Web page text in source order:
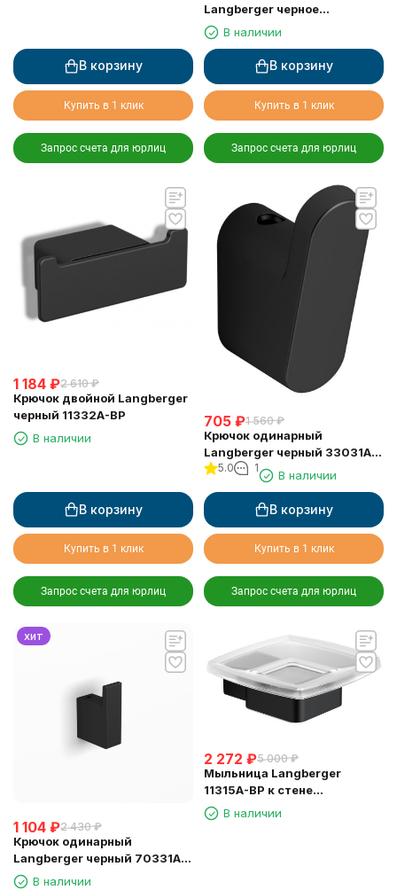
В корзину
Купить в 1 клик
Запрос счета для юрлиц
Langberger черное
поворотное с подсветкой
71585-3-BP
В наличии
В корзину
Купить в 1 клик
Запрос счета для юрлиц
1 184 ₽2 610 ₽
Крючок двойной Langberger
черный 11332A-BP
В наличии
В корзину
Купить в 1 клик
Запрос счета для юрлиц
705 ₽1 560 ₽
Крючок одинарный
Langberger черный 33031A-
BP5.0 1
В наличии
В корзину
Купить в 1 клик
Запрос счета для юрлиц
хит
1 104 ₽2 430 ₽
Крючок одинарный
Langberger черный 70331A-
BP В наличии
2 272 ₽5 000 ₽
Мыльница Langberger
11315A-BP к стене
стеклянная квадратная
черная
В наличии